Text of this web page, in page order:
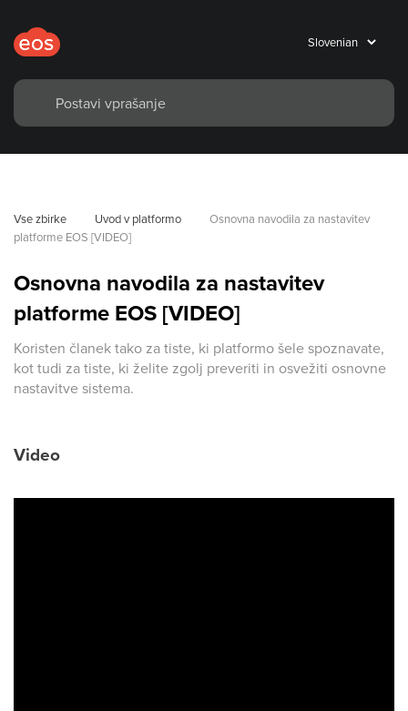
Vse zbirke Uvod v platformo
Osnovna navodila za nastavitev
platforme EOS [VIDEO]
Osnovna navodila za nastavitev
platforme EOS [VIDEO]
Koristen članek tako za tiste, ki platformo šele spoznavate,
kot tudi za tiste, ki želite zgolj preveriti in osvežiti osnovne
nastavitve sistema.
Video